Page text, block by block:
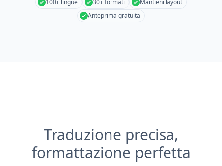
100+ lingue 30+ formati
Mantieni layout
Anteprima gratuita
Traduzione precisa,
formattazione perfetta